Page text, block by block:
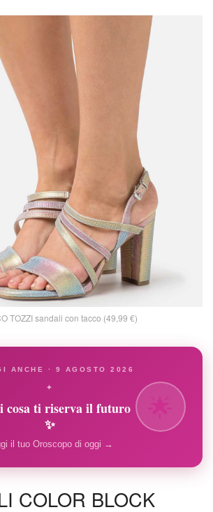
TOZZI sandali con tacco (49,99 €)
ANCHE · 9 AGOSTO 2026
✦
cosa ti riserva il futuro
✨
il tuo Oroscopo di oggi →
COLOR BLOCK